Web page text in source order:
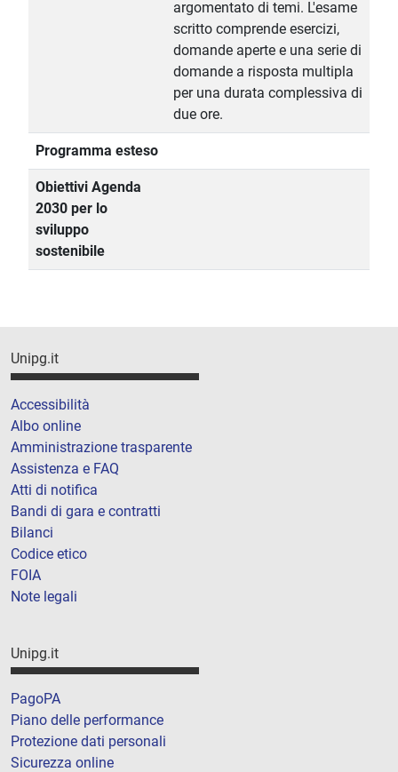
argomentato di temi. L'esame
scritto comprende esercizi,
domande aperte e una serie di
domande a risposta multipla
per una durata complessiva di
due ore.
Programma esteso
Obiettivi Agenda
2030 per lo
sviluppo
sostenibile
Unipg.it
Accessibilità
Albo online
Amministrazione trasparente
Assistenza e FAQ
Atti di notifica
Bandi di gara e contratti
Bilanci
Codice etico
FOIA
Note legali
Unipg.it
PagoPA
Piano delle performance
Protezione dati personali
Sicurezza online